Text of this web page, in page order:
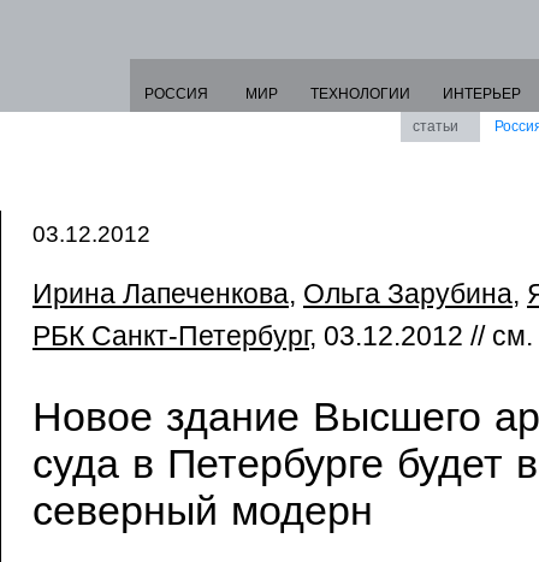
РОССИЯ МИР ТЕХНОЛОГИИ
ИНТЕРЬЕР
статьи
03.12.2012
Ирина Лапеченкова, Ольга Зарубина,
РБК Санкт-Петербург, 03.12.2012 // см.
Новое здание Высшего
суда в Петербурге будет
северный модерн